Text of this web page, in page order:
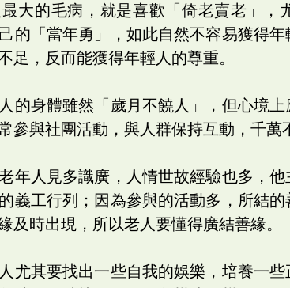
大的毛病，就是喜歡「倚老賣老」，
的「當年勇」，如此自然不容易獲得
足，反而能獲得年輕人的尊重。
的身體雖然「歲月不饒人」，但心境
參與社團活動，與人群保持互動，千萬
年人見多識廣，人情世故經驗也多，
義工行列；因為參與的活動多，所結
及時出現，所以老人要懂得廣結善緣。
尤其要找出一些自我的娛樂，培養一